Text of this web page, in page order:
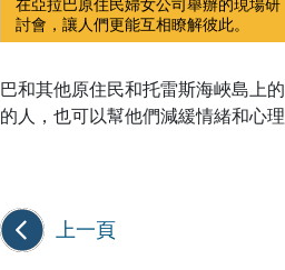
討會，讓人們更能互相瞭解彼此。
巴和其他原住民和托雷斯海峽島上
的人，也可以幫他們減緩情緒和心
上一頁